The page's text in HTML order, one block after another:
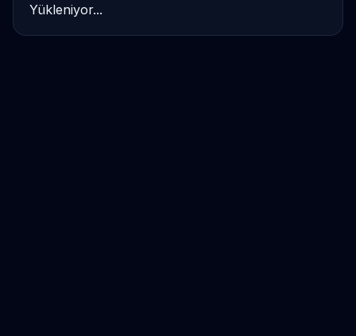
Yükleniyor...